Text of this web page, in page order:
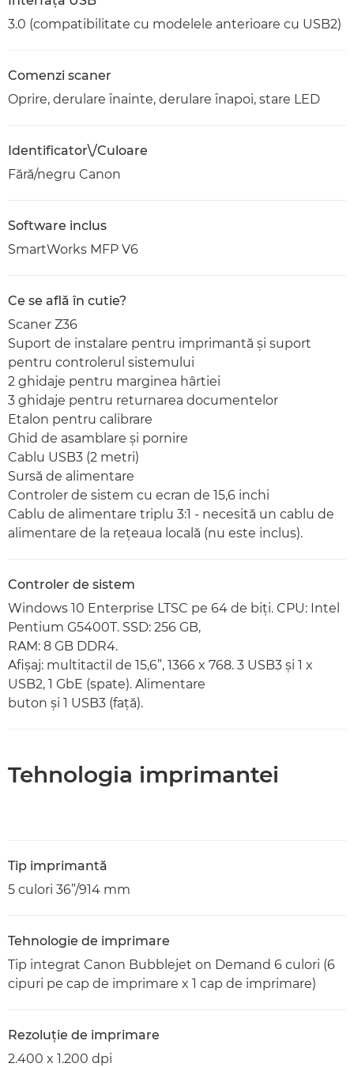
3.0 (compatibilitate cu modelele anterioare cu USB2)
Comenzi scaner
Oprire, derulare înainte, derulare înapoi, stare LED
Identificator\/Culoare
Fără/negru Canon
Software inclus
SmartWorks MFP V6
Ce se află în cutie?
Scaner Z36
Suport de instalare pentru imprimantă şi suport
pentru controlerul sistemului
2 ghidaje pentru marginea hârtiei
3 ghidaje pentru returnarea documentelor
Etalon pentru calibrare
Ghid de asamblare şi pornire
Cablu USB3 (2 metri)
Sursă de alimentare
Controler de sistem cu ecran de 15,6 inchi
Cablu de alimentare triplu 3:1 - necesită un cablu de
alimentare de la reţeaua locală (nu este inclus).
Controler de sistem
Windows 10 Enterprise LTSC pe 64 de biţi. CPU: Intel
Pentium G5400T. SSD: 256 GB,
RAM: 8 GB DDR4.
Afişaj: multitactil de 15,6”, 1366 x 768. 3 USB3 şi 1 x
USB2, 1 GbE (spate). Alimentare
buton şi 1 USB3 (faţă).
Tehnologia imprimantei
Tip imprimantă
5 culori 36”/914 mm
Tehnologie de imprimare
Tip integrat Canon Bubblejet on Demand 6 culori (6
cipuri pe cap de imprimare x 1 cap de imprimare)
Rezoluţie de imprimare
2.400 x 1.200 dpi